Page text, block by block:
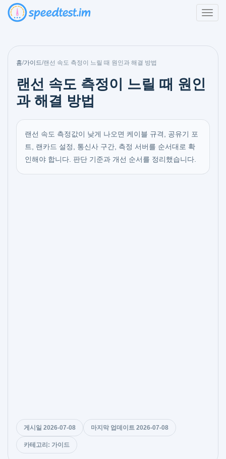
홈/가이드/랜선 속도 측정이 느릴 때 원인과 해결 방법
랜선 속도 측정이 느릴 때 원인
과 해결 방법
랜선 속도 측정값이 낮게 나오면 케이블 규격, 공유기 포
트, 랜카드 설정, 통신사 구간, 측정 서버를 순서대로 확
인해야 합니다. 판단 기준과 개선 순서를 정리했습니다.
게시일 2026-07-08 마지막 업데이트 2026-07-08
카테고리: 가이드